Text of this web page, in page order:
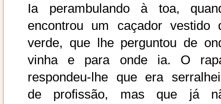
Ia perambulando à toa,
encontrou um caçador vestido
verde, que lhe perguntou de
vinha e para onde ia. O
respondeu-lhe que era
de profissão, mas que já